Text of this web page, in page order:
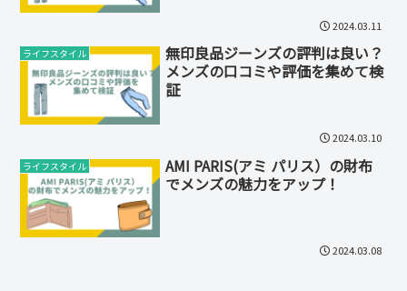
2024.03.11
ライフスタイル
無印良品ジーンズの評判は良い？
メンズの口コミや評価を集めて検
証
2024.03.10
ライフスタイル
AMI PARIS(アミ パリス）の財布
でメンズの魅力をアップ！
2024.03.08